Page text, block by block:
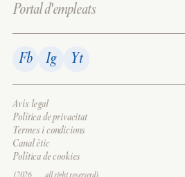
Portal d'empleats
Fb Ig Yt
Avís legal
Política de privacitat
Termes i condicions
Canal ètic
Política de cookies